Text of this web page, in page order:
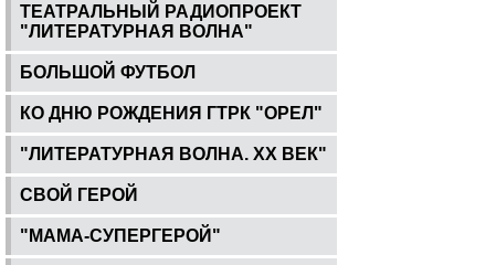
ТЕАТРАЛЬНЫЙ РАДИОПРОЕКТ
"ЛИТЕРАТУРНАЯ ВОЛНА"
БОЛЬШОЙ ФУТБОЛ
КО ДНЮ РОЖДЕНИЯ ГТРК "ОРЕЛ"
"ЛИТЕРАТУРНАЯ ВОЛНА. ХХ ВЕК"
СВОЙ ГЕРОЙ
"МАМА-СУПЕРГЕРОЙ"